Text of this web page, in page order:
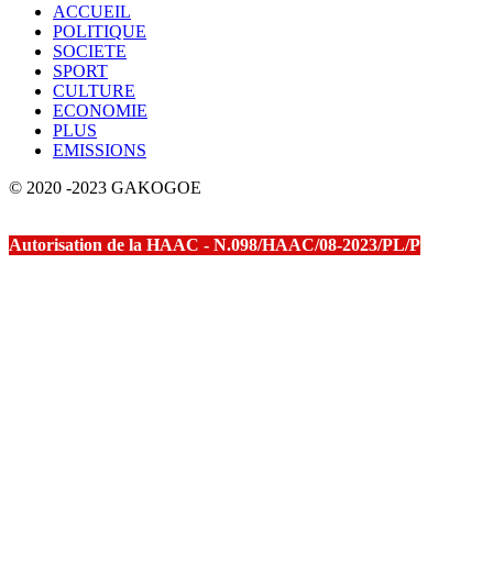
ACCUEIL
POLITIQUE
SOCIETE
SPORT
CULTURE
ECONOMIE
PLUS
EMISSIONS
© 2020 -2023 GAKOGOE
Autorisation de la HAAC - N.098/HAAC/08-2023/PL/P